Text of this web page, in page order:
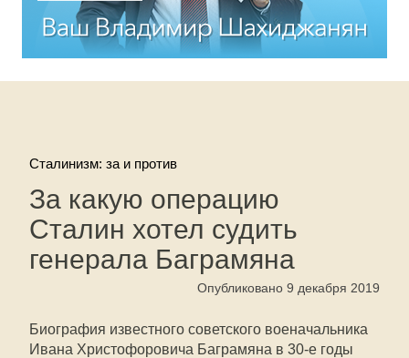
Сталинизм: за и против
За какую операцию
Сталин хотел судить
генерала Баграмяна
Опубликовано 9 декабря 2019
Биография известного советского военачальника
Ивана Христофоровича Баграмяна в 30-е годы